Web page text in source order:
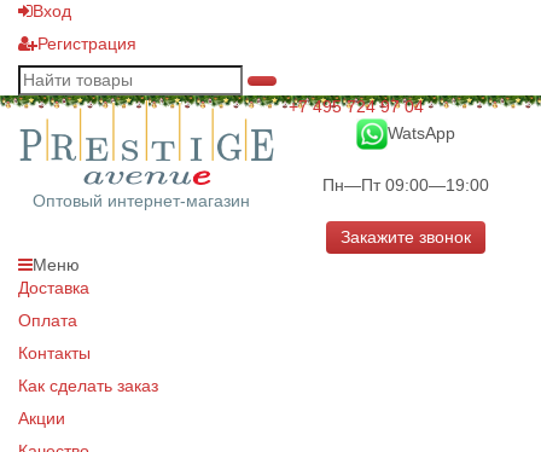
Вход
Регистрация
Оптовый интернет-магазин
+7 495 724 97 04
WatsApp
Пн—Пт 09:00—19:00
Закажите звонок
Меню
Доставка
Оплата
Контакты
Как сделать заказ
Акции